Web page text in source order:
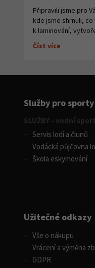
Další 3
Připravili jsme pro
kde jsme shrnuli,
k laminování,
Číst více
Služby pro sporty
SLUŽBY - vodní
Servis lodí a člunů
Vodácká půjčovna
Škola eskymování
Užitečné odkazy
Vše o nákupu
Vrácení a výměna
GDPR